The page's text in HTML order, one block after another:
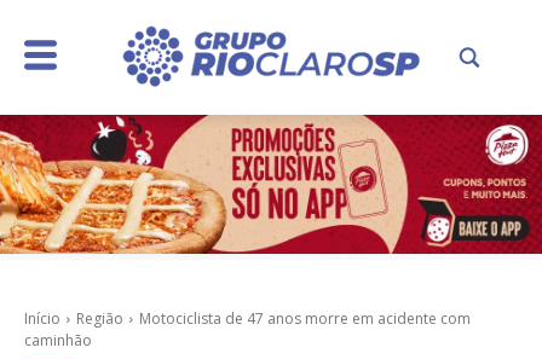
Início Região
Motociclista de 47 anos morre em acidente com
caminhão